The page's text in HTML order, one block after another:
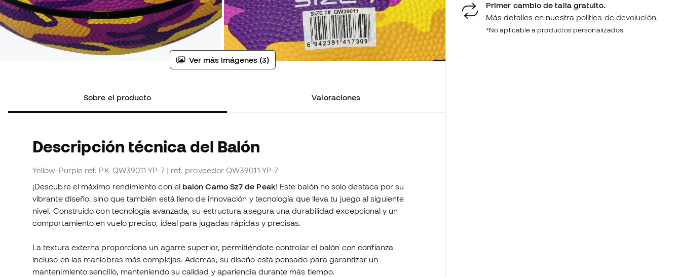
Ver más imágenes (3)
Sobre el producto Valoraciones
Descripción técnica del Balón
Yellow-Purple ref. PK_QW39011-YP-7 | ref. proveedor QW39011-YP-7
¡Descubre el máximo rendimiento con el balón Camo Sz7 de Peak! Este balón no solo destaca por su
vibrante diseño, sino que también está lleno de innovación y tecnología que lleva tu juego al siguiente
nivel. Construido con tecnología avanzada, su estructura asegura una durabilidad excepcional y un
comportamiento en vuelo preciso, ideal para jugadas rápidas y precisas.
La textura externa proporciona un agarre superior, permitiéndote controlar el balón con confianza
incluso en las maniobras más complejas. Además, su diseño está pensado para garantizar un
mantenimiento sencillo, manteniendo su calidad y apariencia durante más tiempo.
Primer cambio de talla gratuito.
Más detalles en nuestra política de devolución.
*No aplicable a productos personalizados.